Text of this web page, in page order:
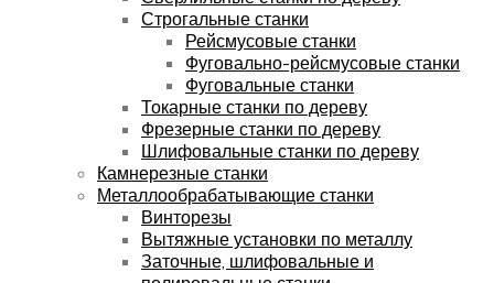
Строгальные станки
Рейсмусовые станки
Фуговально-рейсмусовые станки
Фуговальные станки
Токарные станки по дереву
Фрезерные станки по дереву
Шлифовальные станки по дереву
Камнерезные станки
Металлообрабатывающие станки
Винторезы
Вытяжные установки по металлу
Заточные, шлифовальные и